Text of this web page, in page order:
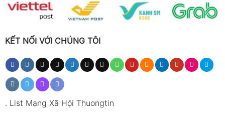
KẾT NỐI VỚI CHÚNG TÔI
. List Mạng Xã Hội Thuongtin